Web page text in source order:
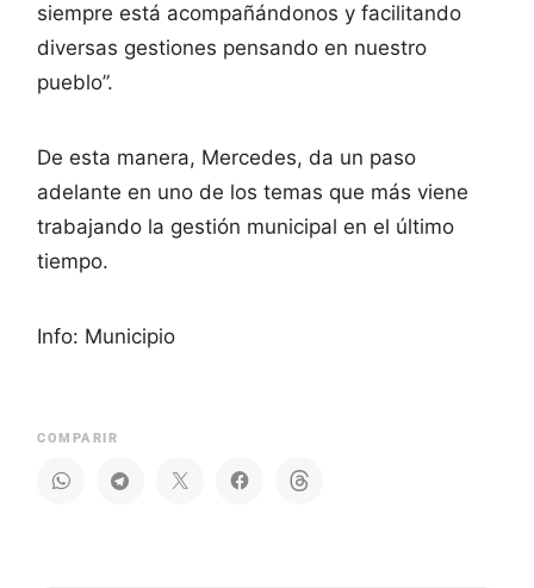
siempre está acompañándonos y facilitando
diversas gestiones pensando en nuestro
pueblo”.
De esta manera, Mercedes, da un paso
adelante en uno de los temas que más viene
trabajando la gestión municipal en el último
tiempo.
Info: Municipio
COMPARIR